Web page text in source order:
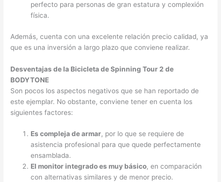
perfecto para personas de gran estatura y complexión
física.
Además, cuenta con una excelente relación precio calidad, ya
que es una inversión a largo plazo que conviene realizar.
Desventajas de la Bicicleta de Spinning Tour 2 de
BODYTONE
Son pocos los aspectos negativos que se han reportado de
este ejemplar. No obstante, conviene tener en cuenta los
siguientes factores:
Es compleja de armar, por lo que se requiere de
asistencia profesional para que quede perfectamente
ensamblada.
El monitor integrado es muy básico, en comparación
con alternativas similares y de menor precio.